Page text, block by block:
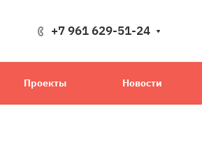
+7 961 629-51-24
Проекты Новости